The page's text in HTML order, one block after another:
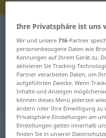
Deutsch-Slowenisch
Deutsch-
für "folgen"
"folgen"
„folgen“
Ihre Privatsphäre ist uns
Wir und unsere716-Partner
personenbezogene Daten wie
Kennungen auf Ihrem Gerät zu.
aktivieren Sie Tracking-
Partner verarbeiten Daten, um
aufgeführten Zwecke. Wenn
Inhalte und Anzeigen
können dieses Menü jederzeit
ändern oder Ihre Einwilligung zu
Privatsphäre-Einstellungen am
Einstellungen gelten innerhalb
finden Sie in unserer